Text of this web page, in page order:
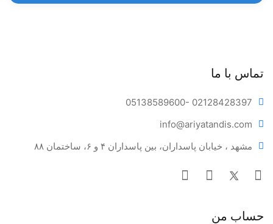
تماس با ما
05138589600- 02128428397
info@ariyatandis.com
مشهد ، خیابان پاسداران، بین پاسداران ۴ و ۶، ساختمان ۸۸
حساب من